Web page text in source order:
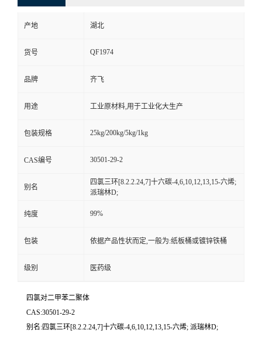
线
留
言
产地 湖北
货号 QF1974
品牌 齐飞
用途 工业原材料,用于工业化大生产
包装规格 25kg/200kg/5kg/1kg
CAS编号 30501-29-2
别名
四氯三环[8.2.2.24,7]十六碳-4,6,10,12,13,15-六烯;
派瑞林D;
纯度 99%
包装 依据产品性状而定,一般为:纸板桶或镀锌铁桶
级别 医药级
四氯对二甲苯二聚体
CAS:30501-29-2
别名:四氯三环[8.2.2.24,7]十六碳-4,6,10,12,13,15-六烯; 派瑞林D;